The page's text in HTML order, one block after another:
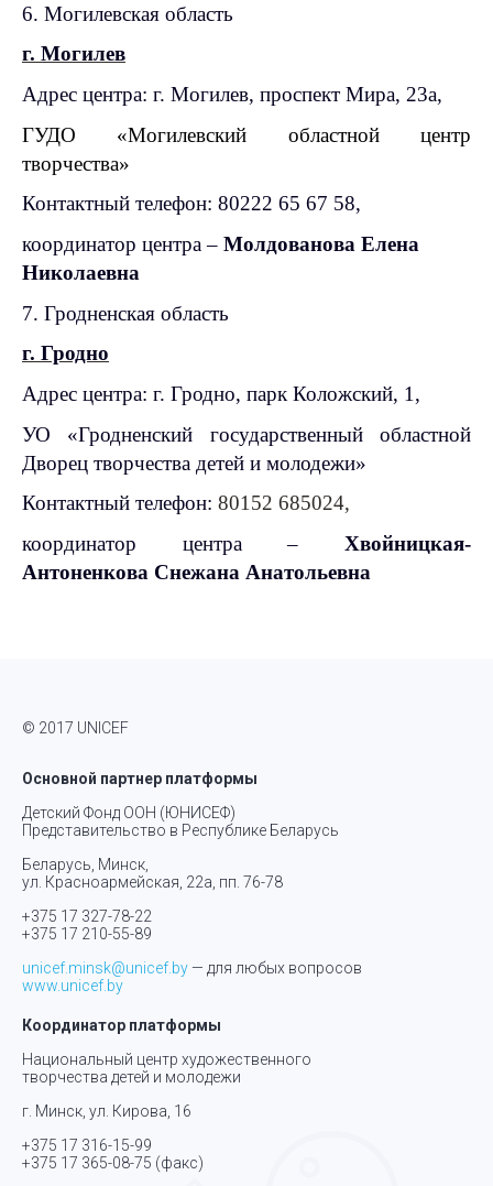
6. Могилевская область
г. Могилев
Адрес центра: г. Могилев, проспект Мира, 23а,
ГУДО «Могилевский областной центр
творчества»
Контактный телефон: 80222 65 67 58,
координатор центра – Молдованова Елена
Николаевна
7. Гродненская область
г. Гродно
Адрес центра: г. Гродно, парк Коложский, 1,
УО «Гродненский государственный областной
Дворец творчества детей и молодежи»
Контактный телефон: 80152 685024,
координатор центра – Хвойницкая-
Антоненкова Снежана Анатольевна
© 2017 UNICEF
Основной партнер платформы
Детский Фонд ООН (ЮНИСЕФ)
Представительство в Республике Беларусь
Беларусь, Минск,
ул. Красноармейская, 22а, пп. 76-78
+375 17 327-78-22
+375 17 210-55-89
unicef.minsk@unicef.by — для любых вопросов
www.unicef.by
Координатор платформы
Национальный центр художественного
творчества детей и молодежи
г. Минск, ул. Кирова, 16
+375 17 316-15-99
+375 17 365-08-75 (факс)